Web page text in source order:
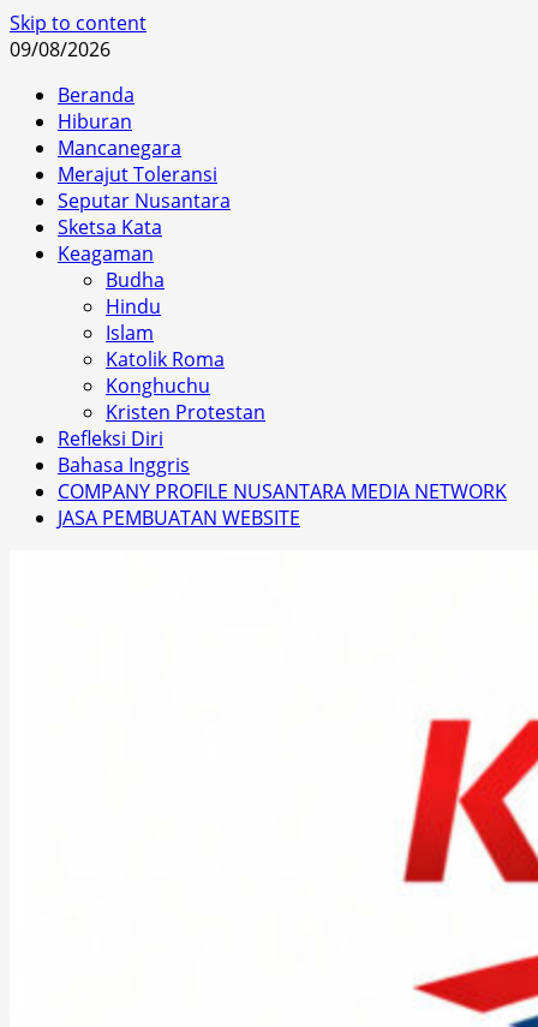
Skip to content
09/08/2026
Beranda
Hiburan
Mancanegara
Merajut Toleransi
Seputar Nusantara
Sketsa Kata
Keagaman
Budha
Hindu
Islam
Katolik Roma
Konghuchu
Kristen Protestan
Refleksi Diri
Bahasa Inggris
COMPANY PROFILE NUSANTARA MEDIA NETWORK
JASA PEMBUATAN WEBSITE